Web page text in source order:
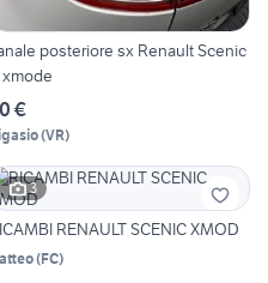
posteriore sx Renault Scenic
xmode
€
(VR)
3
RENAULT SCENIC XMOD
(FC)